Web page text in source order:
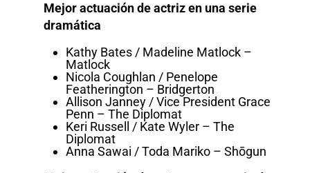
Mejor actuación de actriz en una serie
dramática
Kathy Bates / Madeline Matlock –
Matlock
Nicola Coughlan / Penelope
Featherington – Bridgerton
Allison Janney / Vice President Grace
Penn – The Diplomat
Keri Russell / Kate Wyler – The
Diplomat
Anna Sawai / Toda Mariko – Shōgun